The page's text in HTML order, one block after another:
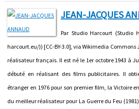
JEAN-JACQUES
Par Studio Harcourt (Studio
harcourt.eu/)) [CC-BY-3.0], via Wikimedia
réalisateur français. Il est né le 1er octobre 1943 à
débuté en réalisant des films publicitaires. Il
étranger en 1976 pour son premier film, la Victoire
du meilleur réalisateur pour La Guerre du Feu